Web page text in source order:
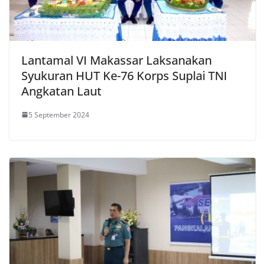
Lantamal VI Makassar Laksanakan
Syukuran HUT Ke-76 Korps Suplai TNI
Angkatan Laut
5 September 2024